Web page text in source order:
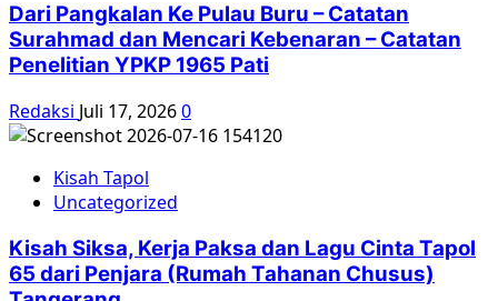
Dari Pangkalan Ke Pulau Buru – Catatan
Surahmad dan Mencari Kebenaran – Catatan
Penelitian YPKP 1965 Pati
Redaksi Juli 17, 20260
Kisah Tapol
Uncategorized
Kisah Siksa, Kerja Paksa dan Lagu Cinta Tapol
65 dari Penjara (Rumah Tahanan Chusus)